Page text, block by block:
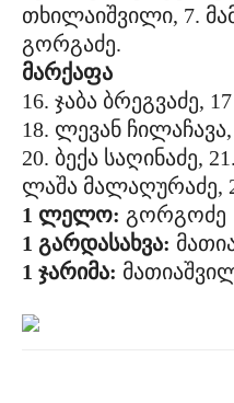
თხილაიშვილი, 7.
გორგაძე.
მარქაფა
16. ჯაბა ბრეგვაძე,
18. ლევან
20. ბექა საღინაძე,
ლაშა მალაღურაძე,
1 ლელო: გორგოძე
1 გარდასახვა:
1 ჯარიმა: